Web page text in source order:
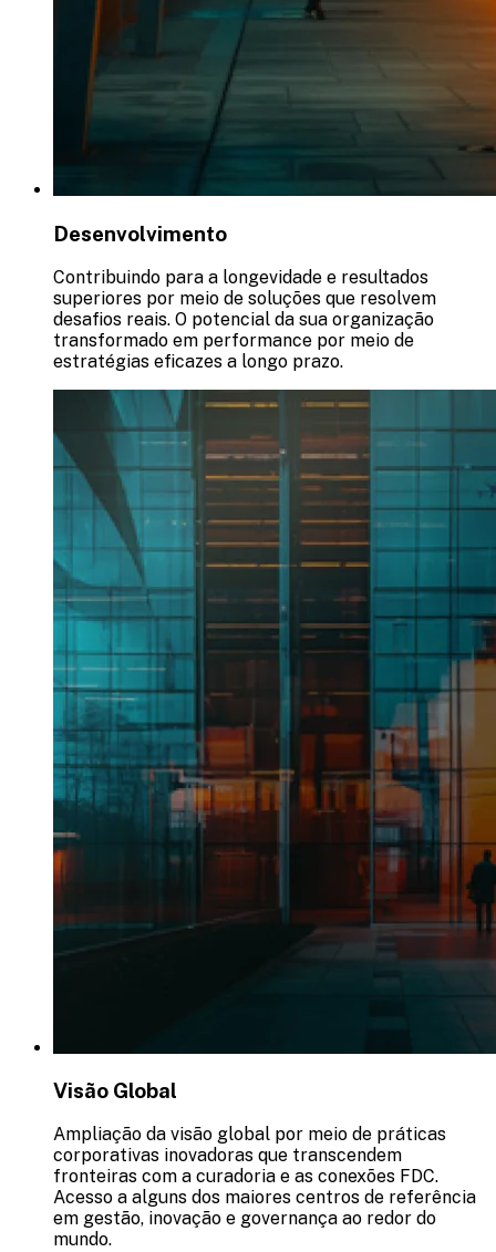
Desenvolvimento
Contribuindo para a longevidade e resultados
superiores por meio de soluções que resolvem
desafios reais. O potencial da sua organização
transformado em performance por meio de
estratégias eficazes a longo prazo.
Visão Global
Ampliação da visão global por meio de práticas
corporativas inovadoras que transcendem
fronteiras com a curadoria e as conexões FDC.
Acesso a alguns dos maiores centros de referência
em gestão, inovação e governança ao redor do
mundo.